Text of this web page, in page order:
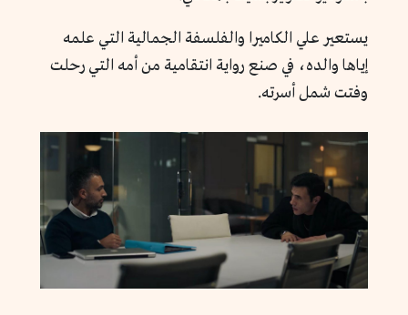
يستعير علي الكاميرا والفلسفة الجمالية التي علمه
إياها والده، في صنع رواية انتقامية من أمه التي رحلت
وفتت شمل أسرته.